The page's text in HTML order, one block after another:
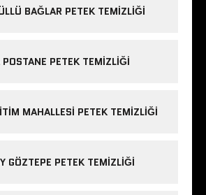
BAĞLAR PETEK TEMIZLIĞI
PETEK TEMIZLIĞI
MAHALLESI PETEK TEMIZLIĞI
GÖZTEPE PETEK TEMIZLIĞI